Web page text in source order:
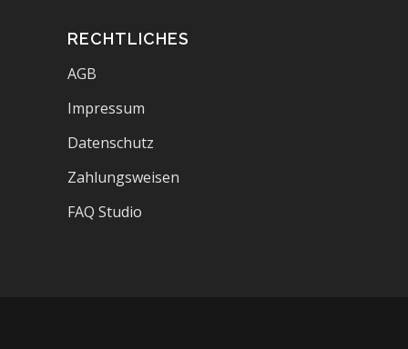
RECHTLICHES
AGB
Impressum
Datenschutz
Zahlungsweisen
FAQ Studio